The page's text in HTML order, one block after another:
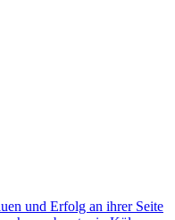
und Erfolg an ihrer Seite